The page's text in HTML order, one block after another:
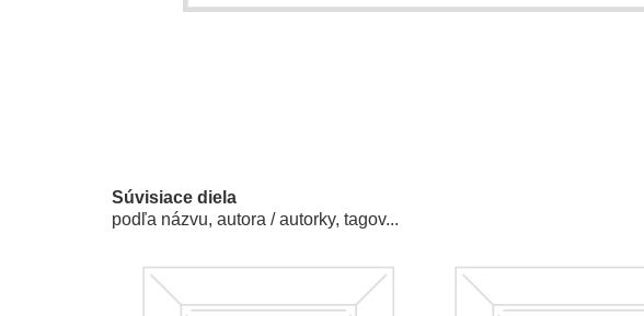
Súvisiace diela
podľa názvu, autora / autorky, tagov...